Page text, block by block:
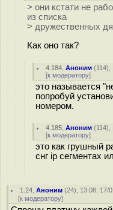
> они кстати не
из списка
> дружественных
Как оно так?
4.184 ,Аноним (114),
[к модератору]
это называется
попробуй
номером.
4.185 ,Аноним (114),
[к модератору]
это как грушный
снг ip сегментах
1.24 ,Аноним (24), 13:08, 17/
[к модератору]